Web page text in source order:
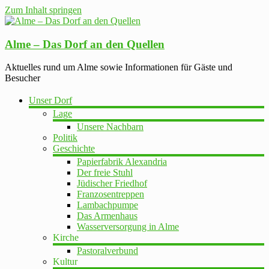
Zum Inhalt springen
Alme – Das Dorf an den Quellen
Aktuelles rund um Alme sowie Informationen für Gäste und
Besucher
Unser Dorf
Lage
Unsere Nachbarn
Politik
Geschichte
Papierfabrik Alexandria
Der freie Stuhl
Jüdischer Friedhof
Franzosentreppen
Lambachpumpe
Das Armenhaus
Wasserversorgung in Alme
Kirche
Pastoralverbund
Kultur